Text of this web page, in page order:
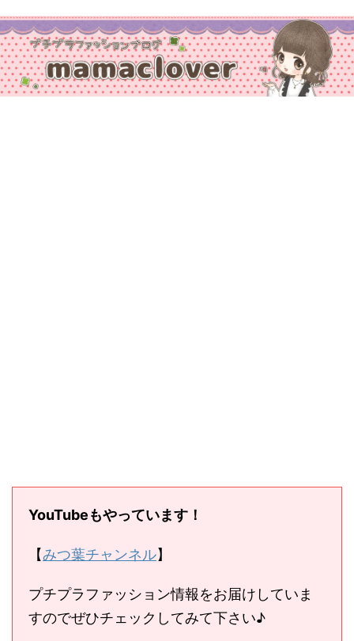
YouTubeもやっています！
【みつ葉チャンネル】
プチプラファッション情報をお届けしていま
すのでぜひチェックしてみて下さい♪